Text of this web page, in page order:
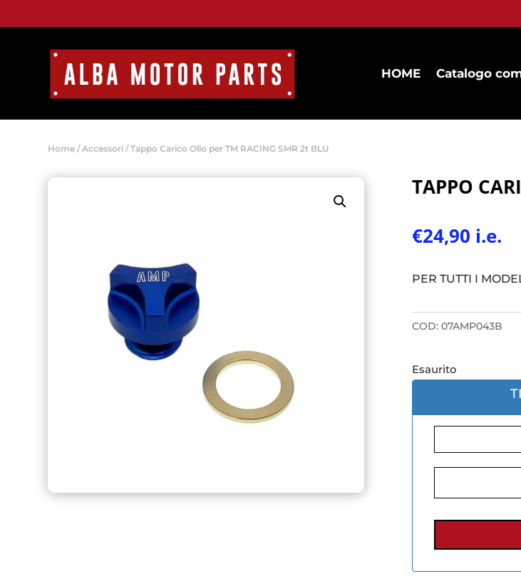
HOME Catalogo
Home /Accessori / Tappo Carico Olio per TM RACING SMR 2t BLU
TAPPO
€24,90 i.e.
PER TUTTI I
COD: 07AMP043B
Esaurito